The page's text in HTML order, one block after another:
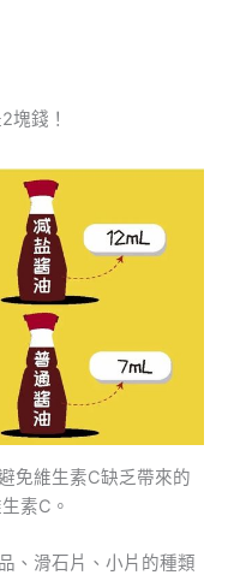
塊錢！
免維生素C缺乏帶來的
素C。
、滑石片、小片的種類